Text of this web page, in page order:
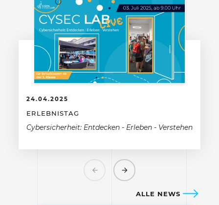
24.04.2025
ERLEBNISTAG
Cybersicherheit: Entdecken - Erleben - Verstehen
Previous Next
ALLE NEWS